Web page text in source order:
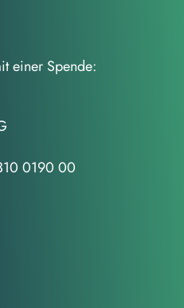
einer Spende:
0190 00